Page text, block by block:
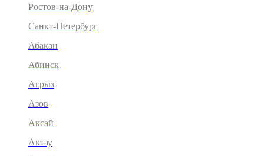
Ростов-на-Дону
Санкт-Петербург
Абакан
Абинск
Агрыз
Азов
Аксай
Актау